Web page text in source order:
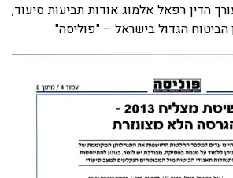
הדין רפאל אלמוג אודות תביעות סיעוד,
הגדול בישראל – "פוליסה"